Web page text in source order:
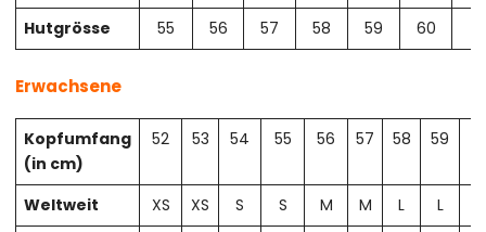
Hutgrösse
55 56 57 58 59 60
Erwachsene
Kopfumfang
(in cm)
52 53 54 55 56 57 58 59
Weltweit XS XS S S M M L L